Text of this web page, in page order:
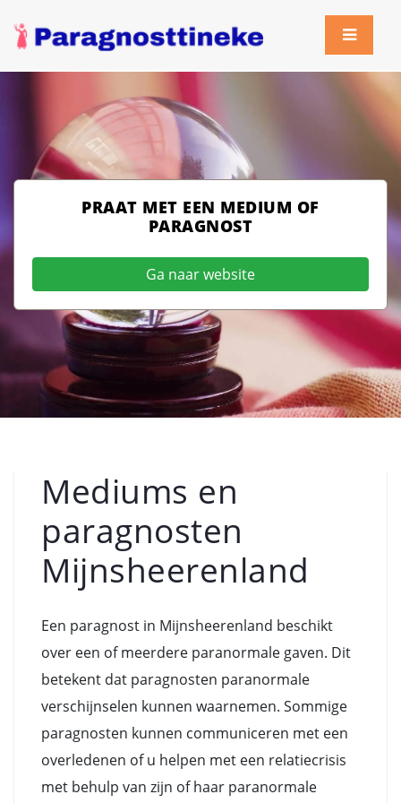
PRAAT MET EEN MEDIUM OF
PARAGNOST
Ga naar website
Mediums en
paragnosten
Mijnsheerenland
Een paragnost in Mijnsheerenland beschikt
over een of meerdere paranormale gaven. Dit
betekent dat paragnosten paranormale
verschijnselen kunnen waarnemen. Sommige
paragnosten kunnen communiceren met een
overledenen of u helpen met een relatiecrisis
met behulp van zijn of haar paranormale